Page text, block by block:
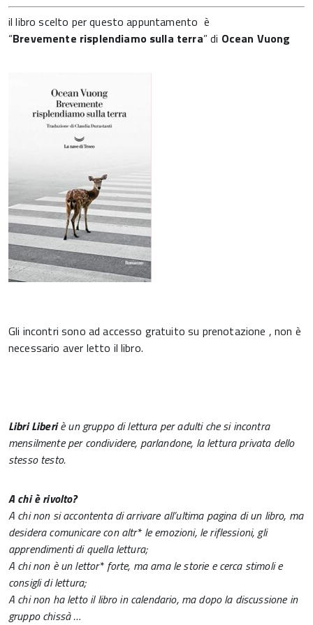
il libro scelto per questo appuntamento è
“Brevemente risplendiamo sulla terra” di Ocean Vuong
Gli incontri sono ad accesso gratuito su prenotazione , non è
necessario aver letto il libro.
Libri Liberiè un gruppo di lettura per adulti che si incontra
mensilmente per condividere, parlandone, la lettura privata dello
stesso testo.
A chi è rivolto?
A chi non si accontenta di arrivare all’ultima pagina di un libro, ma
desidera comunicare con altr* le emozioni, le riflessioni, gli
apprendimenti di quella lettura;
A chi non è un lettor* forte, ma ama le storie e cerca stimoli e
consigli di lettura;
A chi non ha letto il libro in calendario, ma dopo la discussione in
gruppo chissà …